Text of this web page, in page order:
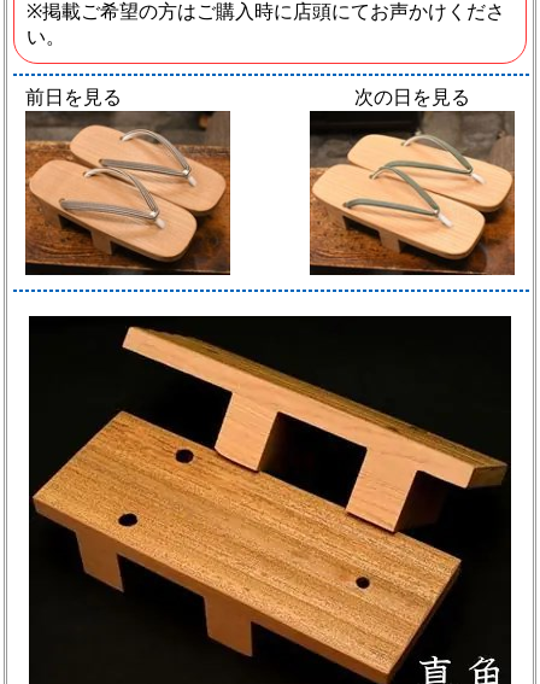
※掲載ご希望の方はご購入時に店頭にてお声かけくださ
い。
前日を見る 次の日を見る